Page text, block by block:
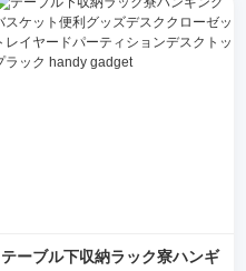
ロア垂直ガラスフォトタブレッ
トブラケット
テーブル下収納ラック寮ハンギ